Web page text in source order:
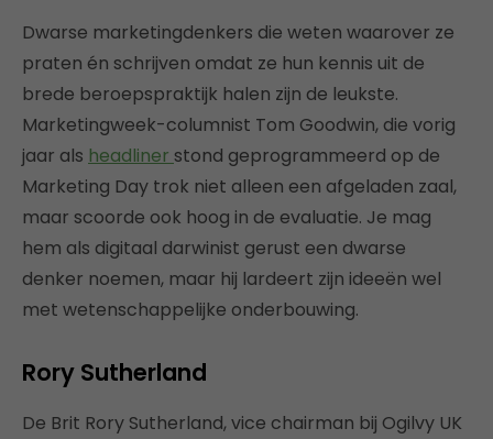
Dwarse marketingdenkers die weten waarover ze
praten én schrijven omdat ze hun kennis uit de
brede beroepspraktijk halen zijn de leukste.
Marketingweek-columnist Tom Goodwin, die vorig
jaar als headliner stond geprogrammeerd op de
Marketing Day trok niet alleen een afgeladen zaal,
maar scoorde ook hoog in de evaluatie. Je mag
hem als digitaal darwinist gerust een dwarse
denker noemen, maar hij lardeert zijn ideeën wel
met wetenschappelijke onderbouwing.
Rory Sutherland
De Brit Rory Sutherland, vice chairman bij Ogilvy UK